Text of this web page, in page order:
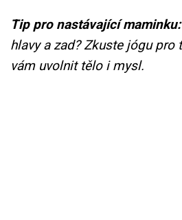
Tip pro nastávající maminku:
hlavy a zad? Zkuste jógu pro
vám uvolnit tělo i mysl.